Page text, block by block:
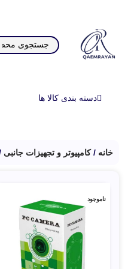
دسته بندی کالا ها
خانه کامپیوتر و تجهیزات جانبی
ناموجود